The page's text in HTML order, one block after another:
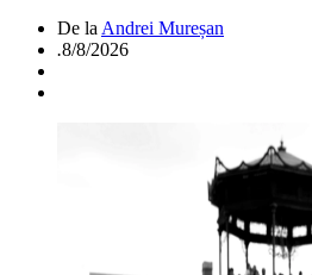
De la Andrei Mureșan
.8/8/2026